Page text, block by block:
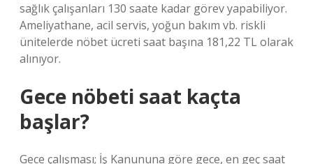
sağlık çalışanları 130 saate kadar görev yapabiliyor.
Ameliyathane, acil servis, yoğun bakım vb. riskli
ünitelerde nöbet ücreti saat başına 181,22 TL olarak
alınıyor.
Gece nöbeti saat kaçta
başlar?
Gece çalışması; İş Kanununa göre gece, en geç saat